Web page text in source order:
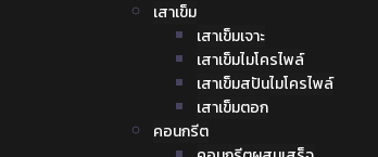
เสาเข็ม
เสาเข็มเจาะ
เสาเข็มไมโครไพล์
เสาเข็มสปันไมโครไพล์
เสาเข็มตอก
คอนกรีต